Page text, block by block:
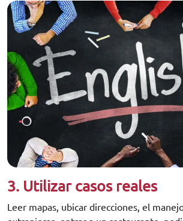
3. Utilizar casos reales
Leer mapas, ubicar direcciones, el